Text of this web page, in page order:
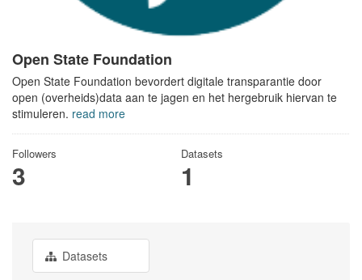
Open State Foundation
Open State Foundation bevordert digitale transparantie door
open (overheids)data aan te jagen en het hergebruik hiervan te
stimuleren. read more
Followers
3
Datasets
1
Datasets